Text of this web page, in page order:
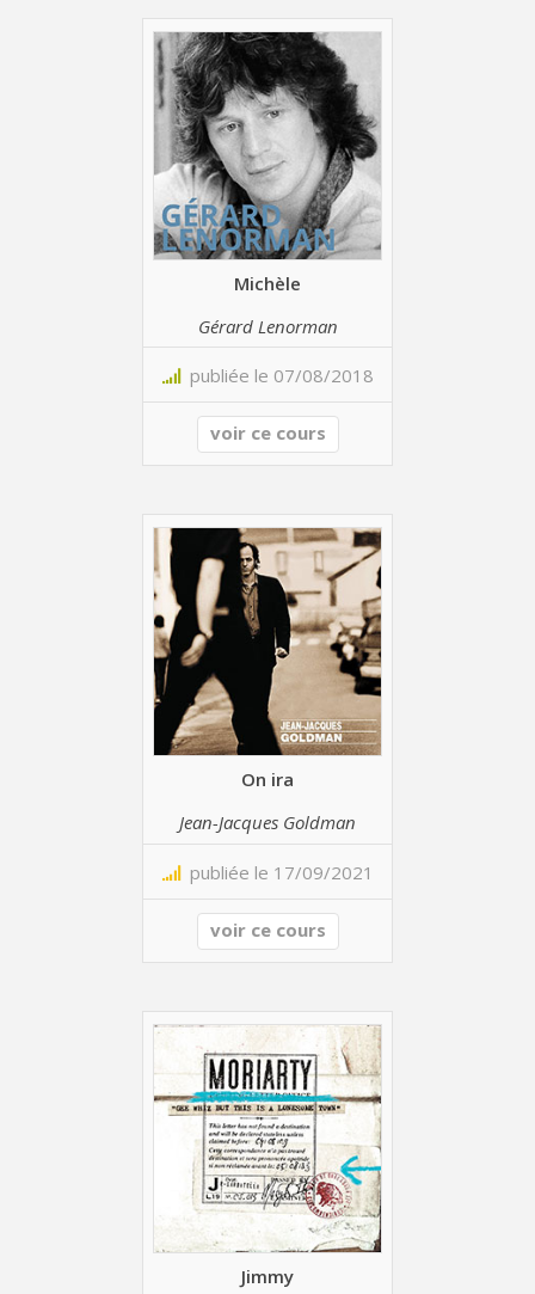
Michèle
Gérard Lenorman
publiée le 07/08/2018
voir ce cours
On ira
Jean-Jacques Goldman
publiée le 17/09/2021
voir ce cours
Jimmy